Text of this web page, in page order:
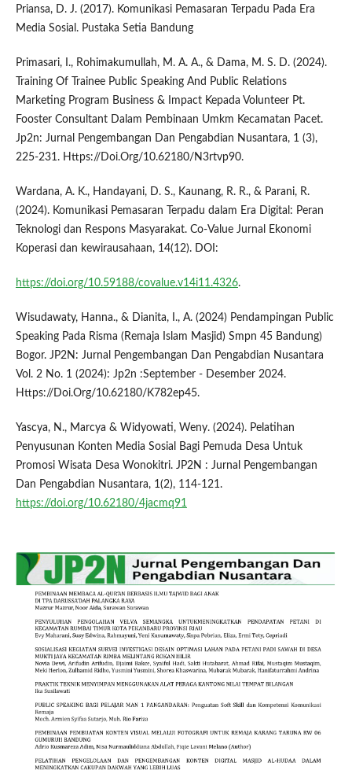
Priansa, D. J. (2017). Komunikasi Pemasaran Terpadu Pada Era
Media Sosial‬. Pustaka Setia Bandung‬
Primasari, I., Rohimakumullah, M. A. A., & Dama, M. S. D. (2024).
Training Of Trainee Public Speaking And Public Relations
Marketing Program Business & Impact Kepada Volunteer Pt.
Fooster Consultant Dalam Pembinaan Umkm Kecamatan Pacet.
Jp2n: Jurnal Pengembangan Dan Pengabdian Nusantara, 1 (3),
225-231. Https://Doi.Org/10.62180/N3rtvp90.
Wardana, A. K., Handayani, D. S., Kaunang, R. R., & Parani, R.
(2024). Komunikasi Pemasaran Terpadu dalam Era Digital: Peran
Teknologi dan Respons Masyarakat. Co-Value Jurnal Ekonomi
Koperasi dan kewirausahaan, 14(12). DOI:
https://doi.org/10.59188/covalue.v14i11.4326.
Wisudawaty, Hanna., & Dianita, I., A. (2024) Pendampingan Public
Speaking Pada Risma (Remaja Islam Masjid) Smpn 45 Bandung)
Bogor. JP2N: Jurnal Pengembangan Dan Pengabdian Nusantara
Vol. 2 No. 1 (2024): Jp2n :September - Desember 2024.
Https://Doi.Org/10.62180/K782ep45.
Yascya, N., Marcya & Widyowati, Weny. (2024). Pelatihan
Penyusunan Konten Media Sosial Bagi Pemuda Desa Untuk
Promosi Wisata Desa Wonokitri. JP2N : Jurnal Pengembangan
Dan Pengabdian Nusantara, 1(2), 114-121.
https://doi.org/10.62180/4jacmq91